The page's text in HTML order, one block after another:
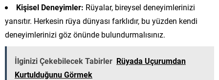
Kişisel Deneyimler: Rüyalar, bireysel deneyimlerinizi
yansıtır. Herkesin rüya dünyası farklıdır, bu yüzden kendi
deneyimlerinizi göz önünde bulundurmalısınız.
İlginizi Çekebilecek Tabirler Rüyada Uçurumdan
Kurtulduğunu Görmek